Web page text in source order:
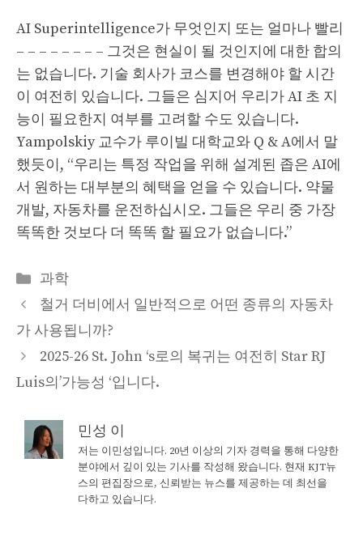
AI Superintelligence가 무엇인지 또는 얼마나 빨리
– – – – – – – – 그것은 현실이 될 것인지에 대한 합의
는 없습니다. 기술 회사가 코스를 변경해야 할 시간
이 여전히 있습니다. 그들은 심지어 우리가 AI 초 지
능이 필요한지 여부를 고려할 수도 있습니다.
Yampolskiy 교수가 루이빌 대학교와 Q & A에서 말
했듯이, “우리는 특정 작업을 위해 설계된 좁은 AI에
서 원하는 대부분의 혜택을 얻을 수 있습니다. 약물
개발, 자동차를 운전하십시오. 그들은 우리 중 가장
똑똑한 것보다 더 똑똑 할 필요가 없습니다.”
Categories
과학
철거 더비에서 일반적으로 어떤 종류의 자동차
가 사용됩니까?
2025-26 St. John ‘s로의 복귀는 여전히 Star RJ
Luis의’가능성 ‘입니다.
민성 이
저는 이민성입니다. 20년 이상의 기자 경력을 통해 다양한
분야에서 깊이 있는 기사를 작성해 왔습니다. 현재 KJT뉴
스의 편집장으로, 신뢰받는 뉴스를 제공하는 데 최선을
다하고 있습니다.